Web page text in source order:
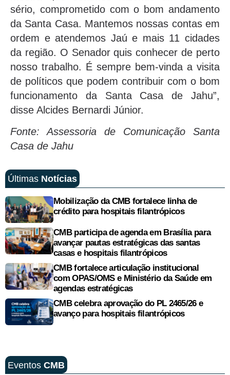
sério, comprometido com o bom andamento
da Santa Casa. Mantemos nossas contas em
ordem e atendemos Jaú e mais 11 cidades
da região. O Senador quis conhecer de perto
nosso trabalho. É sempre bem-vinda a visita
de políticos que podem contribuir com o bom
funcionamento da Santa Casa de Jahu”,
disse Alcides Bernardi Júnior.
Fonte: Assessoria de Comunicação Santa
Casa de Jahu
Últimas Notícias
Mobilização da CMB fortalece linha de
crédito para hospitais filantrópicos
CMB participa de agenda em Brasília para
avançar pautas estratégicas das santas
casas e hospitais filantrópicos
CMB fortalece articulação institucional
com OPAS/OMS e Ministério da Saúde em
agendas estratégicas
CMB celebra aprovação do PL 2465/26 e
avanço para hospitais filantrópicos
Eventos CMB